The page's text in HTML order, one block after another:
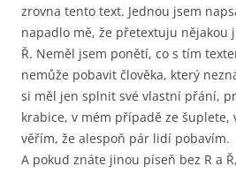
zrovna tento text. Jednou jsem
napadlo mě, že přetextuju nějakou
Ř. Neměl jsem ponětí, co s tím
nemůže pobavit člověka, který
si měl jen splnit své vlastní přání,
krabice, v mém případě ze šuplete,
věřím, že alespoň pár lidí pobavím.
A pokud znáte jinou píseň bez R a